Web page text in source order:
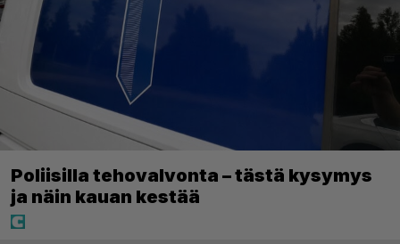
Poliisilla tehovalvonta – tästä kysymys
ja näin kauan kestää